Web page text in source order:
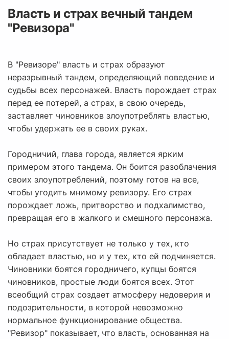
Власть и страх вечный тандем
"Ревизора"
В "Ревизоре" власть и страх образуют
неразрывный тандем, определяющий поведение и
судьбы всех персонажей. Власть порождает страх
перед ее потерей, а страх, в свою очередь,
заставляет чиновников злоупотреблять властью,
чтобы удержать ее в своих руках.
Городничий, глава города, является ярким
примером этого тандема. Он боится разоблачения
своих злоупотреблений, поэтому готов на все,
чтобы угодить мнимому ревизору. Его страх
порождает ложь, притворство и подхалимство,
превращая его в жалкого и смешного персонажа.
Но страх присутствует не только у тех, кто
обладает властью, но и у тех, кто ей подчиняется.
Чиновники боятся городничего, купцы боятся
чиновников, простые люди боятся всех. Этот
всеобщий страх создает атмосферу недоверия и
подозрительности, в которой невозможно
нормальное функционирование общества.
"Ревизор" показывает, что власть, основанная на